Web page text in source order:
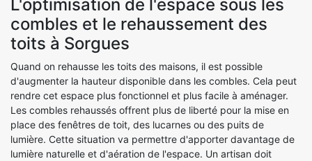
L'optimisation de l'espace sous les
combles et le rehaussement des
toits à Sorgues
Quand on rehausse les toits des maisons, il est possible
d'augmenter la hauteur disponible dans les combles. Cela peut
rendre cet espace plus fonctionnel et plus facile à aménager.
Les combles rehaussés offrent plus de liberté pour la mise en
place des fenêtres de toit, des lucarnes ou des puits de
lumière. Cette situation va permettre d'apporter davantage de
lumière naturelle et d'aération de l'espace. Un artisan doit